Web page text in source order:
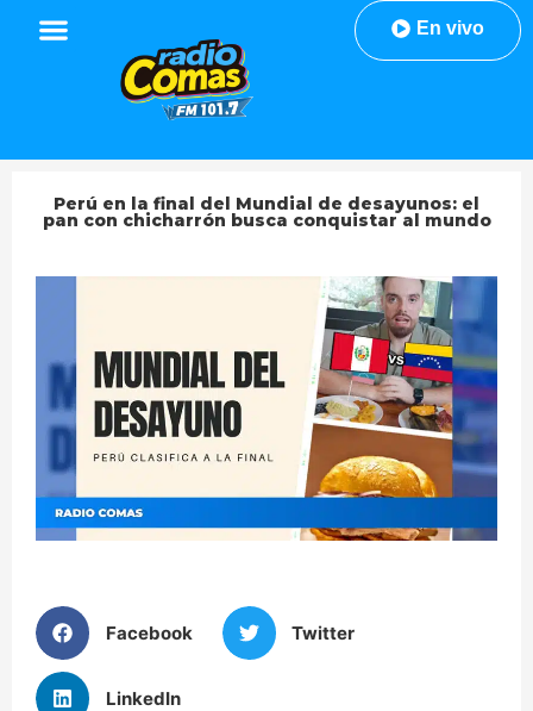
En vivo
Perú en la final del Mundial de desayunos: el
pan con chicharrón busca conquistar al mundo
Facebook Twitter
LinkedIn